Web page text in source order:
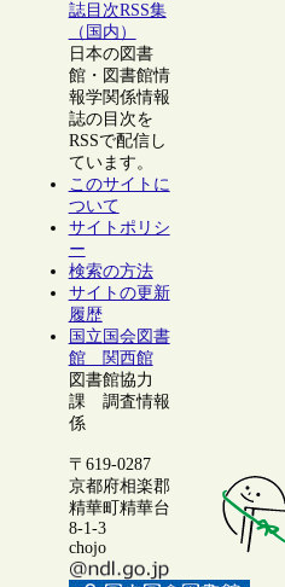
誌目次RSS集
（国内）
日本の図書
館・図書館情
報学関係情報
誌の目次を
RSSで配信し
ています。
このサイトに
ついて
サイトポリシ
ー
検索の方法
サイトの更新
履歴
国立国会図書
館 関西館
図書館協力
課 調査情報
係
〒619-0287
京都府相楽郡
精華町精華台
8-1-3
chojo